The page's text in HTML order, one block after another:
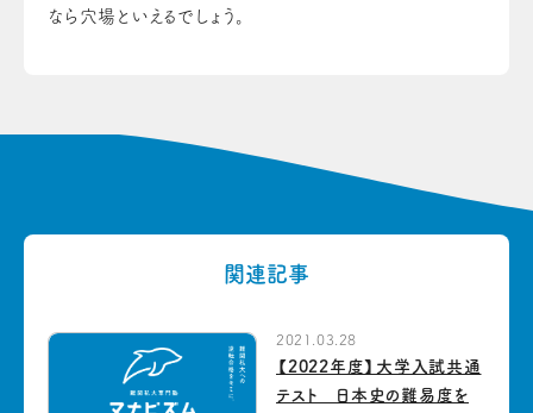
なら穴場といえるでしょう。
関連記事
2021.03.28
【2022年度】大学入試共通
テスト 日本史の難易度を